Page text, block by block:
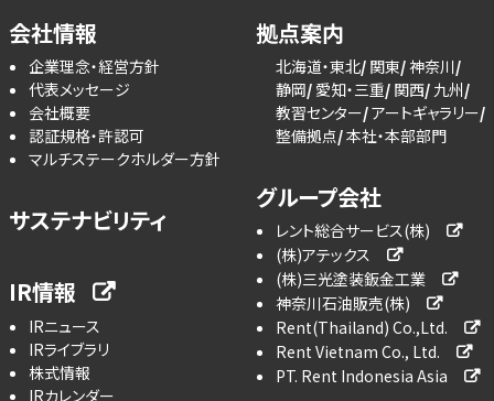
会社情報
企業理念・経営方針
代表メッセージ
会社概要
認証規格・許認可
マルチステークホルダー方針
サステナビリティ
IR情報
IRニュース
IRライブラリ
株式情報
IRカレンダー
拠点案内
北海道・東北 関東 神奈川
静岡 愛知・三重 関西 九州
教習センター アートギャラリー
整備拠点 本社・本部部門
グループ会社
レント総合サービス(株)
(株)アテックス
(株)三光塗装鈑金工業
神奈川石油販売(株)
Rent(Thailand) Co.,Ltd.
Rent Vietnam Co., Ltd.
PT. Rent Indonesia Asia